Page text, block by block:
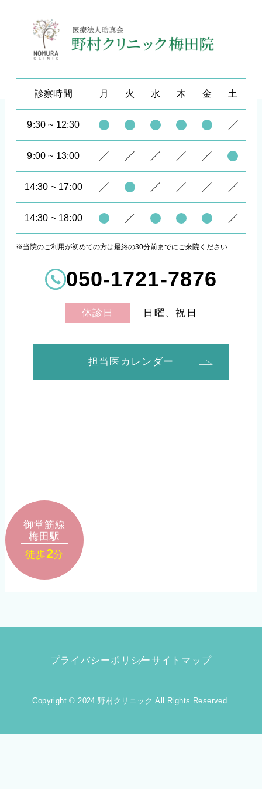
診察時間 月 火 水 木 金 土
9:30 ~ 12:30
9:00 ~ 13:00
14:30 ~ 17:00
14:30 ~ 18:00
※当院のご利用が初めての方は最終の30分前までにご来院ください
050-1721-7876
休診日 日曜、祝日
担当医カレンダー
御堂筋線
梅田駅
徒歩2分
プライバシーポリシーサイトマップ
Copyright © 2024 野村クリニック All Rights Reserved.